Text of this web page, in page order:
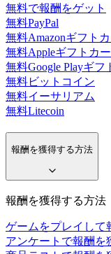
無料で報酬をゲット
無料PayPal
無料Amazonギフト
無料Appleギフトカ
無料Google Playギフ
無料ビットコイン
無料イーサリアム
無料Litecoin
報酬を獲得する方法
報酬を獲得する方法
ゲームをプレイして
アンケートで報酬を